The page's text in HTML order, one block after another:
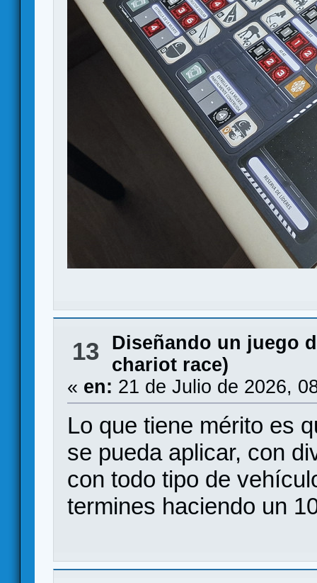
13
Diseñando un juego
chariot race)
« en: 21 de Julio de 2026,
Lo que tiene mérito es
se pueda aplicar, con
con todo tipo de
termines haciendo un